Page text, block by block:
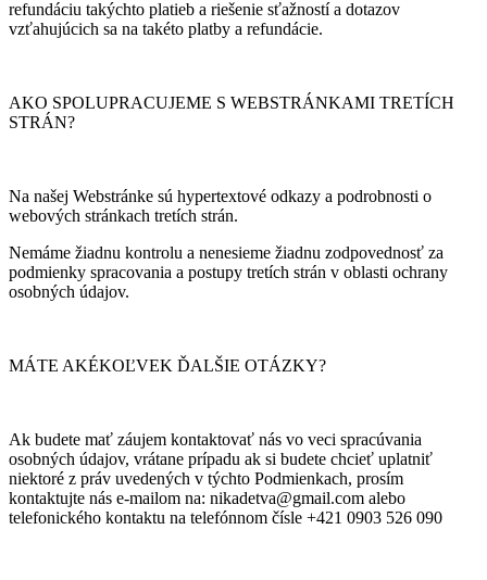
refundáciu takýchto platieb a riešenie sťažností a dotazov
vzťahujúcich sa na takéto platby a refundácie.
AKO SPOLUPRACUJEME S WEBSTRÁNKAMI TRETÍCH
STRÁN?
Na našej Webstránke sú hypertextové odkazy a podrobnosti o
webových stránkach tretích strán.
Nemáme žiadnu kontrolu a nenesieme žiadnu zodpovednosť za
podmienky spracovania a postupy tretích strán v oblasti ochrany
osobných údajov.
MÁTE AKÉKOĽVEK ĎALŠIE OTÁZKY?
Ak budete mať záujem kontaktovať nás vo veci spracúvania
osobných údajov, vrátane prípadu ak si budete chcieť uplatniť
niektoré z práv uvedených v týchto Podmienkach, prosím
kontaktujte nás e-mailom na: nikadetva@gmail.com alebo
telefonického kontaktu na telefónnom čísle +421 0903 526 090